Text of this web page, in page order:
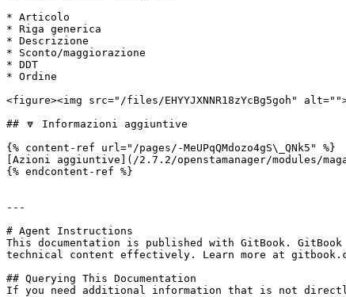
* Articolo
* Riga generica
* Descrizione
* Sconto/maggiorazione
* DDT
* Ordine
<figure><img src="/files/EHYYJXNNR18zYcBg5goh"
## 🔽 Informazioni aggiuntive
{% content-ref url="/pages/-MeUPqQMdozo4gS\_QNk5" %}
[Azioni aggiuntive](/2.7.2/openstamanager/modules/
{% endcontent-ref %}
---
# Agent Instructions
This documentation is published with GitBook.
technical content effectively. Learn more at
## Querying This Documentation
If you need additional information that is not